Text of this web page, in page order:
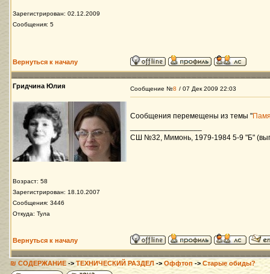
Зарегистрирован: 02.12.2009
Сообщения: 5
Вернуться к началу
Гридчина Юлия
Возраст: 58
Зарегистрирован: 18.10.2007
Сообщения: 3446
Откуда: Тула
Сообщение №8 / 07 Дек 2009 22:03
Сообщения перемещены из темы "
СШ №32, Мимонь, 1979-1984 5-9 "Б"
Вернуться к началу
₪ СОДЕРЖАНИЕ->ТЕХНИЧЕСКИЙ РАЗДЕЛ -> Оффтоп -> Старые обиды?